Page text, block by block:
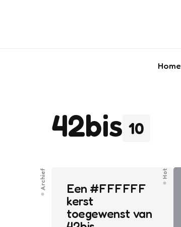
Home
10
42bis
Archief
Een #FFFFFF
kerst
toegewenst van
Hot